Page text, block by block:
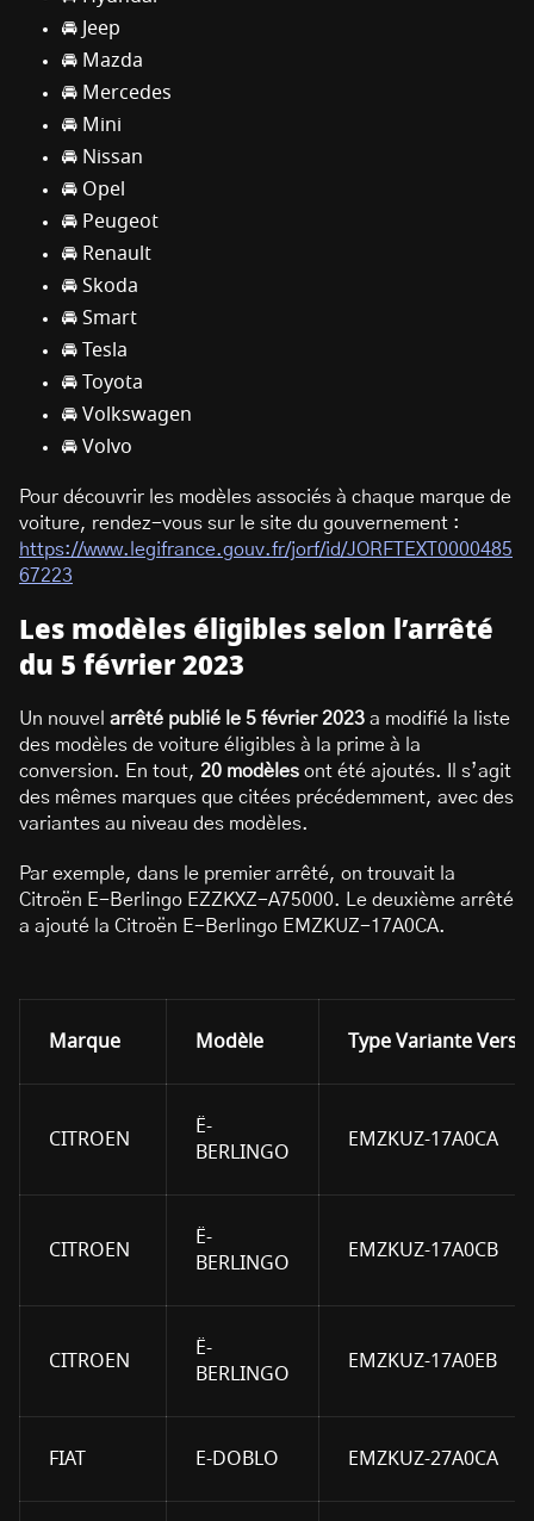
🚘 Jeep
🚘 Mazda
🚘 Mercedes
🚘 Mini
🚘 Nissan
🚘 Opel
🚘 Peugeot
🚘 Renault
🚘 Skoda
🚘 Smart
🚘 Tesla
🚘 Toyota
🚘 Volkswagen
🚘 Volvo
Pour découvrir les modèles associés à chaque marque de
voiture, rendez-vous sur le site du gouvernement :
https://www.legifrance.gouv.fr/jorf/id/JORFTEXT0000485
67223
Les modèles éligibles selon l’arrêté
du 5 février 2023
Un nouvel arrêté publié le 5 février 2023 a modifié la liste
des modèles de voiture éligibles à la prime à la
conversion. En tout, 20 modèles ont été ajoutés. Il s’agit
des mêmes marques que citées précédemment, avec des
variantes au niveau des modèles.
Par exemple, dans le premier arrêté, on trouvait la
Citroën E-Berlingo EZZKXZ-A75000. Le deuxième arrêté
a ajouté la Citroën E-Berlingo EMZKUZ-17A0CA.
Marque Modèle Type Variante
CITROEN
Ë-
BERLINGO
EMZKUZ-17A0CA
CITROEN
Ë-
BERLINGO
EMZKUZ-17A0CB
CITROEN
Ë-
BERLINGO
EMZKUZ-17A0EB
FIAT E-DOBLO EMZKUZ-27A0CA